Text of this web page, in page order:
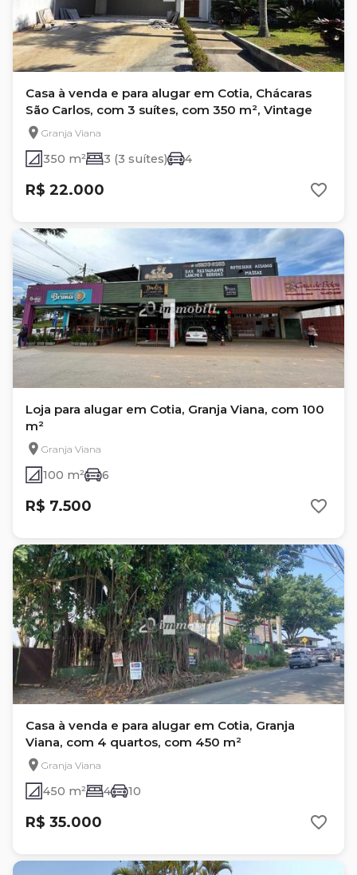
Casa à venda e para alugar em Cotia, Chácaras
São Carlos, com 3 suítes, com 350 m², Vintage
Granja Viana
350 m² 3 (3 suítes) 4
R$ 22.000
Loja para alugar em Cotia, Granja Viana, com 100
m²
Granja Viana
100 m² 6
R$ 7.500
Casa à venda e para alugar em Cotia, Granja
Viana, com 4 quartos, com 450 m²
Granja Viana
450 m² 4 10
R$ 35.000